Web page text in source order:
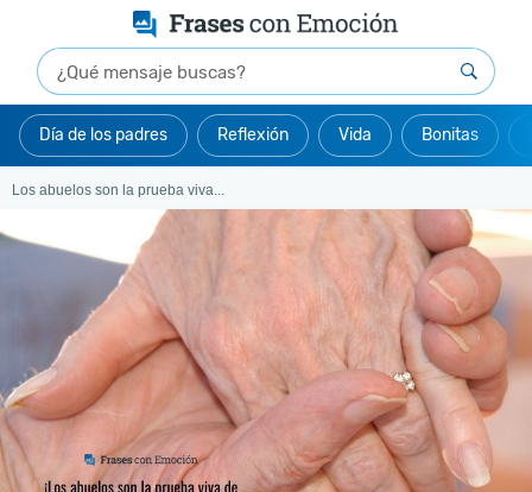
Día de los padres Reflexión Vida Bonitas
Los abuelos son la prueba viva...